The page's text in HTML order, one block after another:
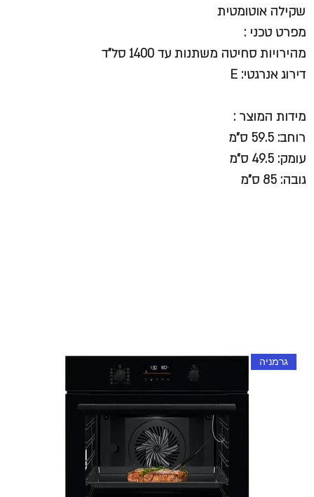
שקילה אוטומטית
מפרט טכני :
מהירויות סחיטה משתנות עד 1400 סל"ד
דירוג אנרגטי: E
מידות המוצר :
רוחב: 59.5 ס"מ
עומק: 49.5 ס"מ
גובה: 85 ס"מ
גרמניה